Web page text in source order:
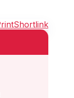
Shortlink